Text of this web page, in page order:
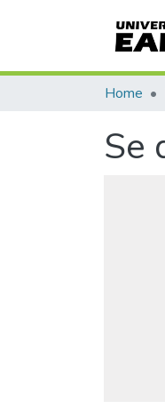
Home
Se